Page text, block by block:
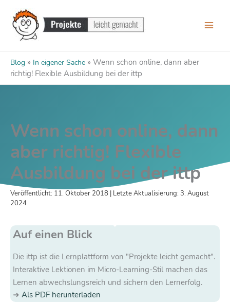
Inhalt
springen
Blog » In eigener Sache » Wenn schon online, dann aber
richtig! Flexible Ausbildung bei der ittp
Wenn schon online, dann
aber richtig! Flexible
Ausbildung bei der ittp
Veröffentlicht: 11. Oktober 2018 | Letzte Aktualisierung: 3. August
2024
Auf einen Blick
Die ittp ist die Lernplattform von "Projekte leicht gemacht".
Interaktive Lektionen im Micro-Learning-Stil machen das
Lernen abwechslungsreich und sichern den Lernerfolg.
Als PDF herunterladen